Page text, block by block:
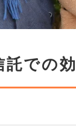
での